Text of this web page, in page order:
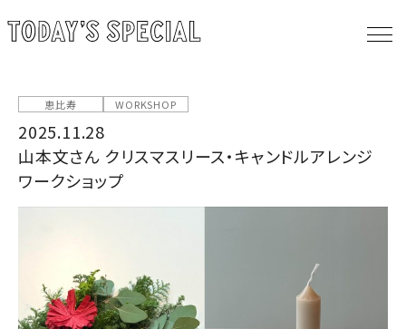
恵比寿 WORKSHOP
2025.11.28
山本文さん クリスマスリース・キャンドルアレンジ
ワークショップ